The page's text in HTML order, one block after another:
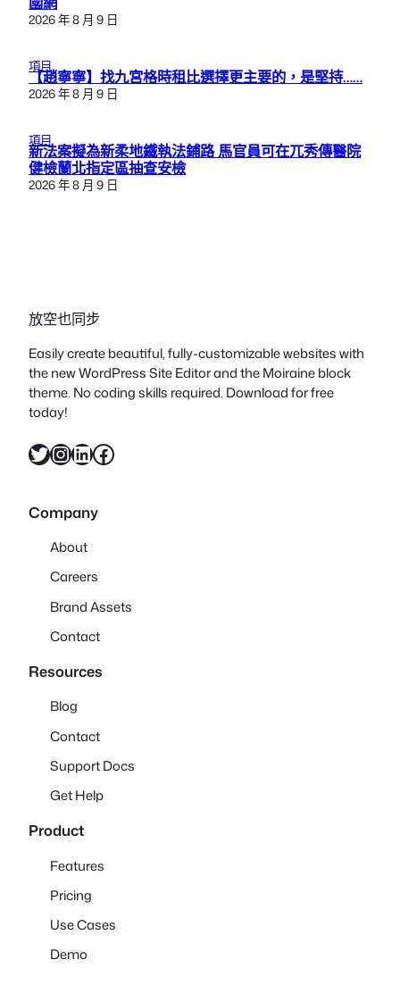
2026 年 8 月 9 日
項目
【趙寧寧】找九宮格時租比選擇更主要的，是堅持……
2026 年 8 月 9 日
項目
新法案擬為新柔地鐵執法鋪路 馬官員可在兀秀傳醫院
健檢蘭北指定區抽查安檢
2026 年 8 月 9 日
放空也同步
Easily create beautiful, fully-customizable websites with
the new WordPress Site Editor and the Moiraine block
theme. No coding skills required. Download for free
today!
X InstagramLinkedIn Facebook
Company
About
Careers
Brand Assets
Contact
Resources
Blog
Contact
Support Docs
Get Help
Product
Features
Pricing
Use Cases
Demo